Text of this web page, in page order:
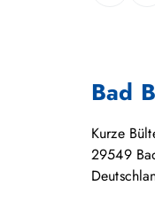
Bad
Kurze
29549